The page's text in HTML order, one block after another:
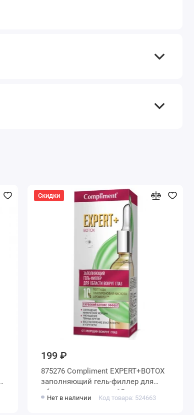
Скидки
199 ₽
875276 Compliment EXPERT+BOTOX
заполняющий гель-филлер для
области вокруг глаз, 15мл
Нет в наличии Код товара: 524663